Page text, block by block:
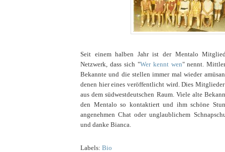
Seit einem halben Jahr ist der Mentalo
Netzwerk, dass sich "Wer kennt wen" nennt.
Bekannte und die stellen immer mal wieder
denen hier eines veröffentlicht wird. Dies
aus dem südwestdeutschen Raum. Viele alte
den Mentalo so kontaktiert und ihm schöne
angenehmen Chat oder unglaublichem
und danke Bianca.
Labels: Bio